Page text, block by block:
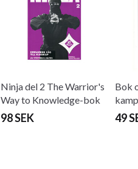
Ninja del 2 The Warrior's
Way to Knowledge-bok
98 SEK
Bok
49